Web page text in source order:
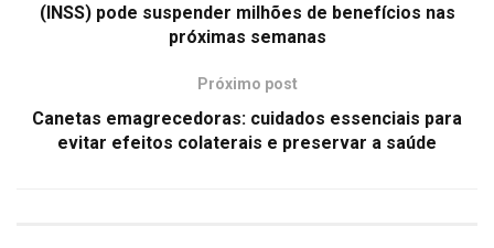
(INSS) pode suspender milhões de benefícios nas
próximas semanas
Próximo post
Canetas emagrecedoras: cuidados essenciais para
evitar efeitos colaterais e preservar a saúde